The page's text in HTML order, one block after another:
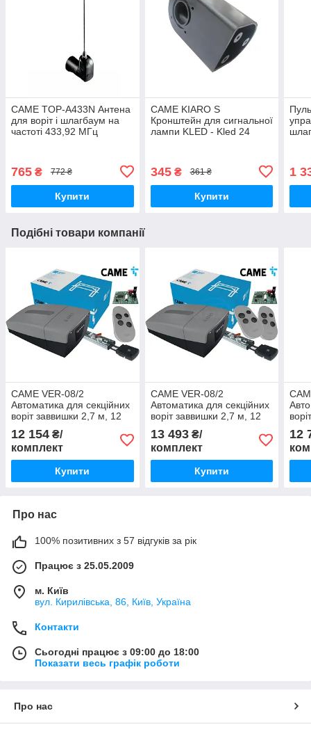
CAME TOP-A433N Антена
для воріт і шлагбаум на
частоті 433,92 МГц
765 ₴ 772 ₴
Купити
CAME KIARO S
Кронштейн для сигнальної
лампи KLED - Kled 24
345₴ 361 ₴
Купити
1
Подібні товари компанії
CAME VER-08/2
Автоматика для секційних
воріт заввишки 2,7 м, 12
12 154 ₴/
комплект
Купити
CAME VER-08/2
Автоматика для секційних
воріт заввишки 2,7 м, 12
13 493₴/
комплект
Купити
12
Про нас
100% позитивних з 57 відгуків за рік
Працює з 25.05.2009
м. Київ
вул. Кирилівська, 86, Київ, Україна
Контакти
Сьогодні працює з 09:00 до 18:00
Показати весь графік роботи
Про нас